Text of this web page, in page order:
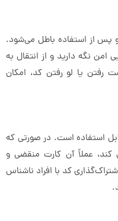
پس از استفاده باطل می‌شود.
امن نگه دارید و از انتقال به
رفتن یا لو رفتن کد، امکان
استفاده است. در صورتی که
عملاً آن کارت منقضی و
کد با افراد ناشناس